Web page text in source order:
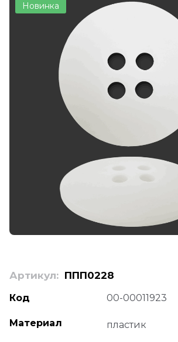
Новинка
Артикул: ППП0228
Код 00-00011923
Материал пластик